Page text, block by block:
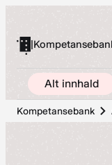
innhold
|
Alt innhald
Kompetansebank